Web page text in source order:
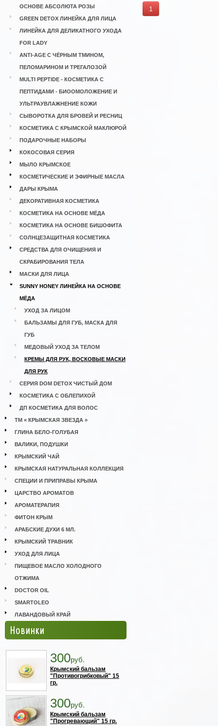
ОСНОВЕ АБСОЛЮТА РОЗЫ
GREEN DETOX ЛИНЕЙКА ДЛЯ ЛИЦА
ЛИНЕЙКА ДЛЯ ДЕЛИКАТНОГО УХОДА
FOR LADY
ANTI-AGE С ЧЁРНЫМ ТМИНОМ,
ПЕЛОМАРИНОМ И ТРЕГАЛОЗОЙ
MULTI PEPTIDE - КОСМЕТИКА С
ПЕПТИДАМИ - БИООМОЛОЖЕНИЕ И
УЛЬТРАУВЛАЖНЕНИЕ КОЖИ
СЫВОРОТКА ДЛЯ БРОВЕЙ И РЕСНИЦ
КОСМЕТИКА С КРЫМСКОЙ МАКЛЮРОЙ
ПОДАРОЧНЫЕ НАБОРЫ
КОКОСОВАЯ СЕРИЯ
МЫЛО КРЫМСКОЕ
КОСМЕТИЧЕСКИЕ И ЭФИРНЫЕ МАСЛА
ДАРЫ КРЫМА
ДЕКОРАТИВНАЯ КОСМЕТИКА
КОСМЕТИКА НА ОСНОВЕ МЁДА
КОСМЕТИКА НА ОСНОВЕ БИШОФИТА
СОЛНЦЕЗАЩИТНАЯ КОСМЕТИКА
СРЕДСТВА ДЛЯ ОЧИЩЕНИЯ И
СКРАБИРОВАНИЯ ТЕЛА
МАСКИ ДЛЯ ЛИЦА
SUNNY HONEY ЛИНЕЙКА НА ОСНОВЕ
МЁДА
УХОД ЗА ЛИЦОМ
БАЛЬЗАМЫ ДЛЯ ГУБ, МАСКА ДЛЯ
ГУБ
МЕДОВЫЙ УХОД ЗА ТЕЛОМ
КРЕМЫ ДЛЯ РУК, ВОСКОВЫЕ МАСКИ
ДЛЯ РУК
СЕРИЯ DOM DETOX ЧИСТЫЙ ДОМ
КОСМЕТИКА С ОБЛЕПИХОЙ
ДП КОСМЕТИКА ДЛЯ ВОЛОС
ТМ « КРЫМСКАЯ ЗВЕЗДА »
ГЛИНА БЕЛО-ГОЛУБАЯ
ВАЛИКИ, ПОДУШКИ
КРЫМСКИЙ ЧАЙ
КРЫМСКАЯ НАТУРАЛЬНАЯ КОЛЛЕКЦИЯ
СПЕЦИИ И ПРИПРАВЫ КРЫМА
ЦАРСТВО АРОМАТОВ
АРОМАТЕРАПИЯ
ФИТОН КРЫМ
АРАБСКИЕ ДУХИ 6 МЛ.
КРЫМСКИЙ ТРАВНИК
УХОД ДЛЯ ЛИЦА
ПИЩЕВОЕ МАСЛО ХОЛОДНОГО
ОТЖИМА
DOCTOR OIL
SMARTOLEO
ЛАВАНДОВЫЙ КРАЙ
Новинки
300руб.
Крымский бальзам
"Противогрибковый" 15
гр.
300руб.
Крымский бальзам
"Прогревающий" 15 гр.
1